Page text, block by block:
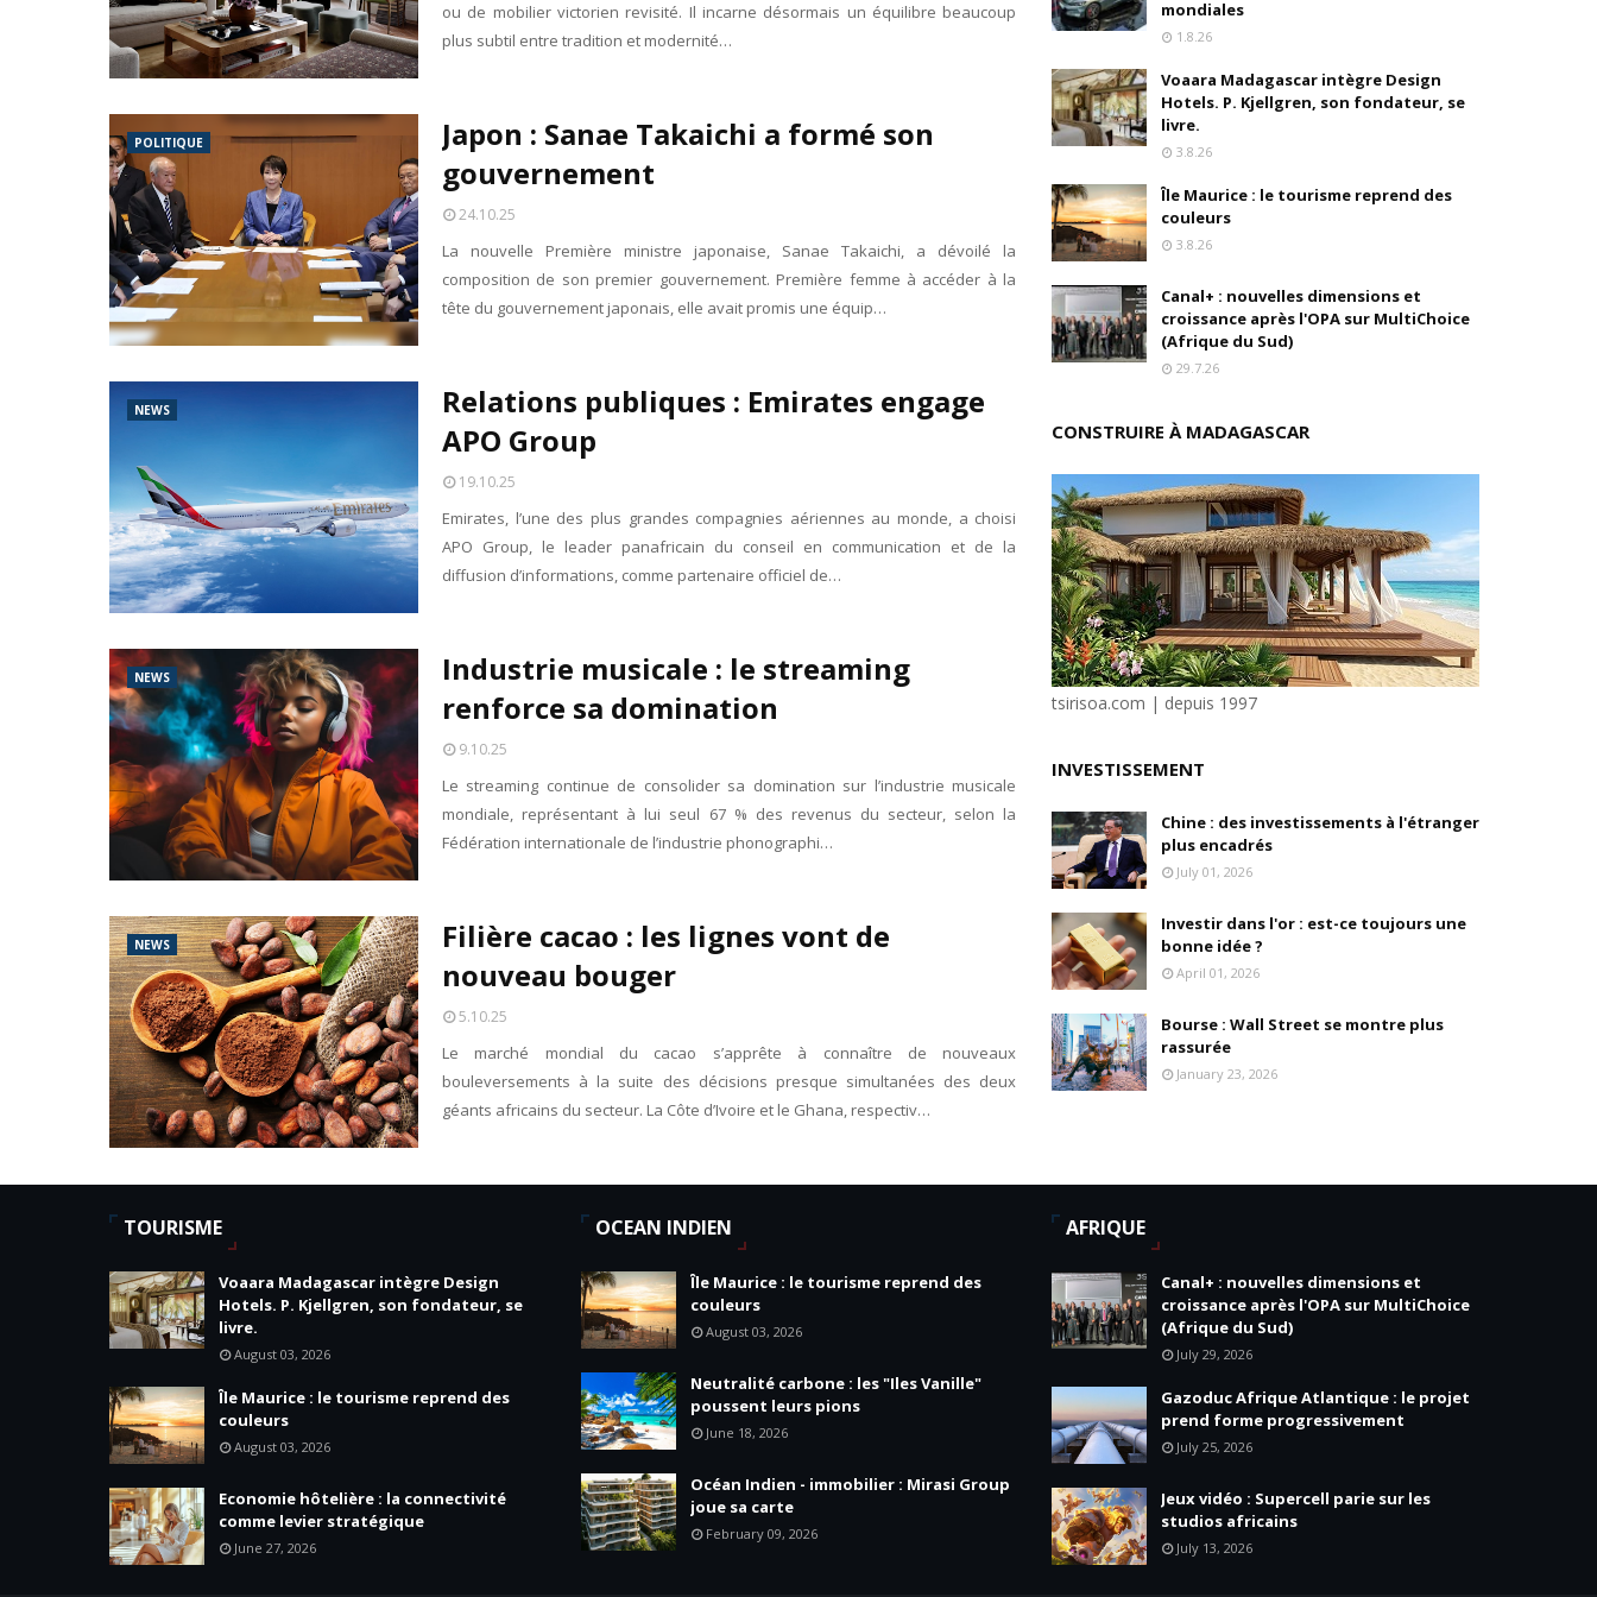
Tsirisoa Edition-Jul 15 2026
Jeux vidéo : Supercell parie sur les studios africains
Intelligence artificielle : le "Sud global" joue sa partition
Unknown
Jul 06 2026
Chine : des investissements à l'étranger plus encadrés
Economie hôtelière : la connectivité comme levier stratégique
Pays du Golfe : nouveau paradigme, nouvelles priorités
Unknown -Jun 22 2026
Neutralité carbone : les "Iles Vanille" poussent leurs pions
Unknown
Jun 11 2026
Course à l'IA : Meta envisage une importante levée de fonds
VTC : Yango Group veut accélérer en Afrique
Unknown-May 22 2026
Marques françaises : Chanel aux sommets de la valorisation et la désirabilité
Art et médias sociaux : à l'ère de la "présence ciblée"
Unknown
-May 09 2026
Tourisme : l'Afrique fait le pari du luxe et de la durabilité
Unknown-
Industrie musicale : zoom sur la stratégie de Céline Dion
Unknown- Apr 19 2026
Le cours de l'or au plus haut depuis juin 2026
ou de mobilier victorien revisité. Il incarne désormais un équilibre beaucoup
plus subtil entre tradition et modernité…
POLITIQUE
Japon : Sanae Takaichi a formé son
gouvernement
24.10.25
La nouvelle Première ministre japonaise, Sanae Takaichi, a dévoilé la
composition de son premier gouvernement. Première femme à accéder à la
tête du gouvernement japonais, elle avait promis une équip…
NEWS
Relations publiques : Emirates engage
APO Group
19.10.25
Emirates, l’une des plus grandes compagnies aériennes au monde, a choisi
APO Group, le leader panafricain du conseil en communication et de la
diffusion d’informations, comme partenaire officiel de…
NEWS
Industrie musicale : le streaming
renforce sa domination
9.10.25
Le streaming continue de consolider sa domination sur l’industrie musicale
mondiale, représentant à lui seul 67 % des revenus du secteur, selon la
Fédération internationale de l’industrie phonographi…
NEWS
Filière cacao : les lignes vont de
nouveau bouger
5.10.25
Le marché mondial du cacao s’apprête à connaître de nouveaux
bouleversements à la suite des décisions presque simultanées des deux
géants africains du secteur. La Côte d’Ivoire et le Ghana, respectiv…
mondiales
1.8.26
Voaara Madagascar intègre Design
Hotels. P. Kjellgren, son fondateur, se
livre.
3.8.26
Île Maurice : le tourisme reprend des
couleurs
3.8.26
Canal+ : nouvelles dimensions et
croissance après l'OPA sur MultiChoice
(Afrique du Sud)
29.7.26
CONSTRUIRE À MADAGASCAR
tsirisoa.com | depuis 1997
INVESTISSEMENT
Chine : des investissements à l'étranger
plus encadrés
July 01, 2026
Investir dans l'or : est-ce toujours une
bonne idée ?
April 01, 2026
Bourse : Wall Street se montre plus
rassurée
January 23, 2026
TOURISME
Voaara Madagascar intègre Design
Hotels. P. Kjellgren, son fondateur, se
livre.
August 03, 2026
Île Maurice : le tourisme reprend des
couleurs
August 03, 2026
Economie hôtelière : la connectivité
comme levier stratégique
June 27, 2026
OCEAN INDIEN
Île Maurice : le tourisme reprend des
couleurs
August 03, 2026
Neutralité carbone : les "Iles Vanille"
poussent leurs pions
June 18, 2026
Océan Indien - immobilier : Mirasi Group
joue sa carte
February 09, 2026
AFRIQUE
Canal+ : nouvelles dimensions et
croissance après l'OPA sur MultiChoice
(Afrique du Sud)
July 29, 2026
Gazoduc Afrique Atlantique : le projet
prend forme progressivement
July 25, 2026
Jeux vidéo : Supercell parie sur les
studios africains
July 13, 2026